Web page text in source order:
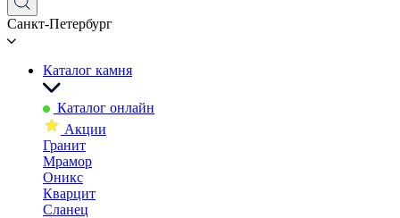
Санкт-Петербург
Каталог камня
Каталог онлайн
Акции
Гранит
Мрамор
Оникс
Кварцит
Сланец